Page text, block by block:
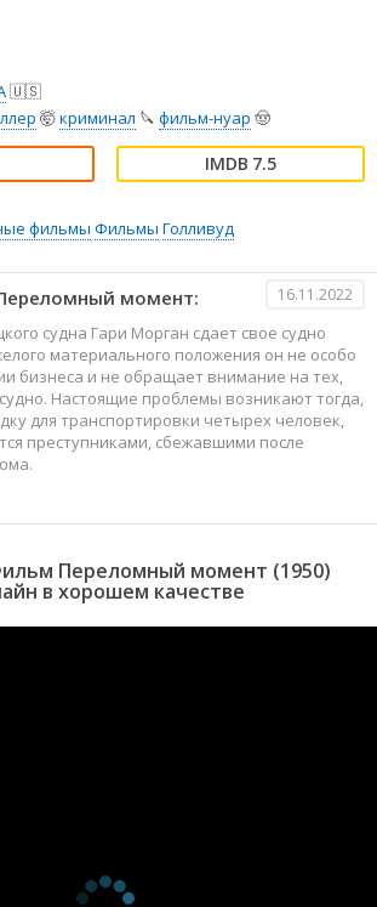
🇺🇸
🤯криминал 🔪 фильм-нуар 🤠
7.5
фильмы Фильмы Голливуд
момент: 16.11.2022
судна Гари Морган сдает свое судно
материального положения он не особо
бизнеса и не обращает внимание на тех,
Настоящие проблемы возникают тогда,
для транспортировки четырех человек,
преступниками, сбежавшими после
Переломный момент (1950)
в хорошем качестве